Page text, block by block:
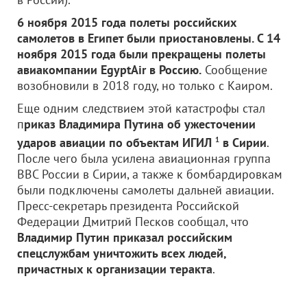
6 ноября 2015 года полеты российских
самолетов в Египет были приостановлены. С 14
ноября 2015 года были прекращены полеты
авиакомпании EgyptAir в Россию. Сообщение
возобновили в 2018 году, но только с Каиром.
Еще одним следствием этой катастрофы стал
приказ Владимира Путина об ужесточении
ударов авиации по объектам ИГИЛ 1 в Сирии.
После чего была усилена авиационная группа
ВВС России в Сирии, а также к бомбардировкам
были подключены самолеты дальней авиации.
Пресс-секретарь президента Российской
Федерации Дмитрий Песков сообщал, что
Владимир Путин приказал российским
спецслужбам уничтожить всех людей,
причастных к организации теракта.